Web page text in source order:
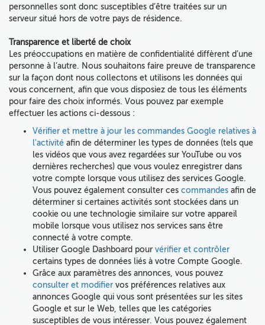
personnelles sont donc susceptibles d’être traitées sur un
serveur situé hors de votre pays de résidence.
Transparence et liberté de choix
Les préoccupations en matière de confidentialité diffèrent d’une
personne à l’autre. Nous souhaitons faire preuve de transparence
sur la façon dont nous collectons et utilisons les données qui
vous concernent, afin que vous disposiez de tous les éléments
pour faire des choix informés. Vous pouvez par exemple
effectuer les actions ci-dessous :
Vérifier et mettre à jour les commandes Google relatives à
l'activité afin de déterminer les types de données (tels que
les vidéos que vous avez regardées sur YouTube ou vos
dernières recherches) que vous voulez enregistrer dans
votre compte lorsque vous utilisez des services Google.
Vous pouvez également consulter ces commandes afin de
déterminer si certaines activités sont stockées dans un
cookie ou une technologie similaire sur votre appareil
mobile lorsque vous utilisez nos services sans être
connecté à votre compte.
Utiliser Google Dashboard pour vérifier et contrôler
certains types de données liés à votre Compte Google.
Grâce aux paramètres des annonces, vous pouvez
consulter et modifier vos préférences relatives aux
annonces Google qui vous sont présentées sur les sites
Google et sur le Web, telles que les catégories
susceptibles de vous intéresser. Vous pouvez également